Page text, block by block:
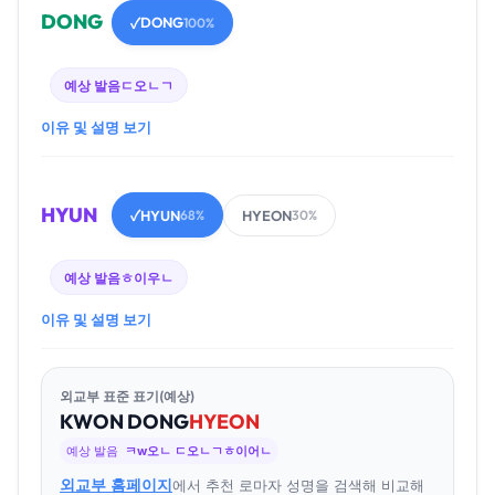
DONG ✓DONG100%
예상 발음ㄷ오ㄴㄱ
이유 및 설명 보기
HYUN ✓HYUN68% HYEON30%
예상 발음ㅎ이우ㄴ
이유 및 설명 보기
외교부 표준 표기(예상)
KWON DONGHYEON
예상 발음 ㅋw오ㄴ ㄷ오ㄴㄱㅎ이어ㄴ
외교부 홈페이지에서 추천 로마자 성명을 검색해 비교해